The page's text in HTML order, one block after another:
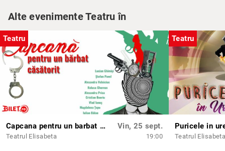
nodul în gât.
Cinci oameni care vor să fie iubiți vă spun povestea lor șiDoamne
ferește!să nu veniți la spectacol. Ar fi o pierdere și pentru voi, și
pentru noi."
Distribuția:
Dinu:
Matilda:
Marin Grigore
Pati:Oana Pușcatu
Ela:Irina Rădulescu
Alte evenimente Teatru în
Teatru
Capcana pentru un barbat casatorit
Teatrul Elisabeta
Vin, 25 sept.
19:00
Teatru
Puricele in
Teatrul